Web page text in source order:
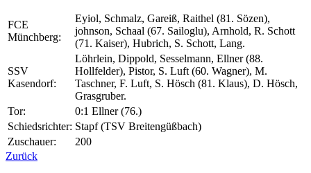
FCE
Münchberg:
Eyiol, Schmalz, Gareiß, Raithel (81. Sözen),
johnson, Schaal (67. Sailoglu), Arnhold, R. Schott
(71. Kaiser), Hubrich, S. Schott, Lang.
SSV
Kasendorf:
Löhrlein, Dippold, Sesselmann, Ellner (88.
Hollfelder), Pistor, S. Luft (60. Wagner), M.
Taschner, F. Luft, S. Hösch (81. Klaus), D. Hösch,
Grasgruber.
Tor:
0:1 Ellner (76.)
Schiedsrichter: Stapf (TSV Breitengüßbach)
Zuschauer:
200
Zurück